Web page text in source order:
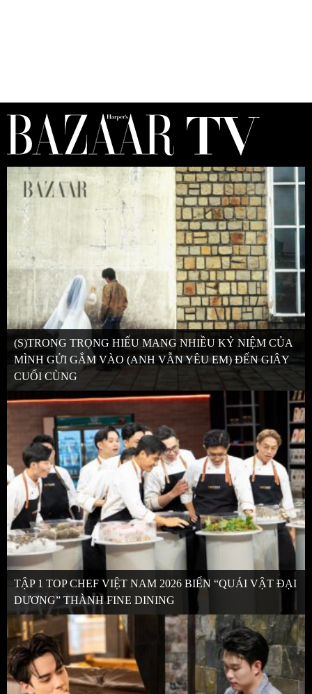
(S)TRONG TRỌNG HIẾU MANG NHIỀU KỶ NIỆM CỦA
MÌNH GỬI GẮM VÀO (ANH VẪN YÊU EM) ĐẾN GIÂY
CUỐI CÙNG
TẬP 1 TOP CHEF VIỆT NAM 2026 BIẾN “QUÁI VẬT ĐẠI
DƯƠNG” THÀNH FINE DINING